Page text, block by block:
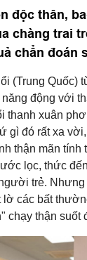
độc thân,
chàng trai
chẩn đoán
(Trung Quốc)
động với
thanh xuân
gì đó rất xa
thận mãn tính
lọc, thức
trẻ.
các bất
chạy thận suốt